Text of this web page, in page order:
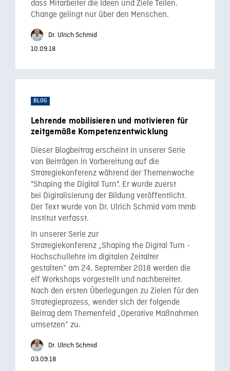
dass Mitarbeiter die Ideen und Ziele Teilen.
Change gelingt nur über den Menschen.
Dr. Ulrich Schmid
10.09.18
BLOG
Lehrende mobilisieren und motivieren für
zeitgemäße Kompetenzentwicklung
Dieser Blogbeitrag erscheint in unserer Serie
von Beiträgen in Vorbereitung auf die
Strategiekonferenz während der Themenwoche
"Shaping the Digital Turn". Er wurde zuerst
bei Digitalisierung der Bildung veröffentlicht.
Der Text wurde von Dr. Ulrich Schmid vom mmb
Institut verfasst.
In unserer Serie zur
Strategiekonferenz „Shaping the Digital Turn -
Hochschullehre im digitalen Zeitalter
gestalten“ am 24. September 2018 werden die
elf Workshops vorgestellt und nachbereitet.
Nach den ersten Überlegungen zu Zielen für den
Strategieprozess, wendet sich der folgende
Beitrag dem Themenfeld „Operative Maßnahmen
umsetzen“ zu.
Dr. Ulrich Schmid
03.09.18